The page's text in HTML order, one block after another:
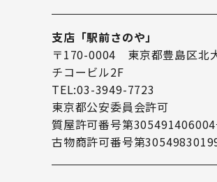
支店「駅前さのや」
〒170-0004 東京都豊島区北
チコービル2F
TEL:03-3949-7723
東京都公安委員会許可
質屋許可番号第
古物商許可番号第